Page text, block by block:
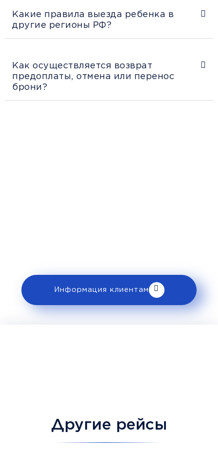
Какие правила выезда ребенка в
другие регионы РФ?
Как осуществляется возврат
предоплаты, отмена или перенос
брони?
Информация клиентам
Другие рейсы